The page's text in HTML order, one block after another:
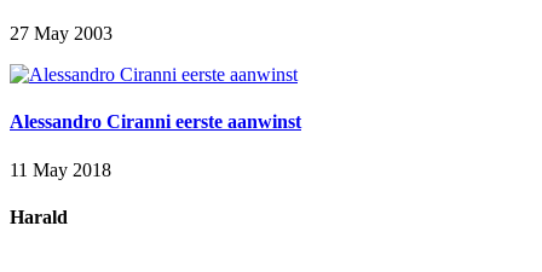
27 May 2003
Alessandro Ciranni eerste aanwinst
11 May 2018
Harald